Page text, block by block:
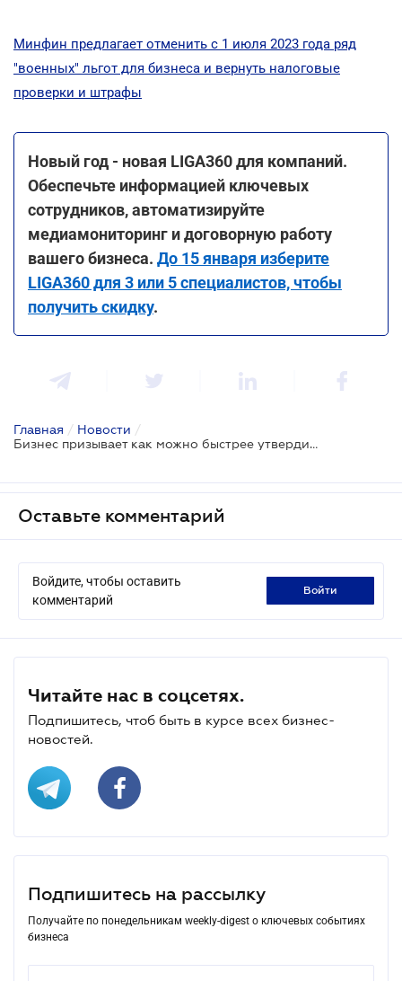
Минфин предлагает отменить с 1 июля 2023 года ряд
"военных" льгот для бизнеса и вернуть налоговые
проверки и штрафы
Новый год - новая LIGA360 для компаний.
Обеспечьте информацией ключевых
сотрудников, автоматизируйте
медиамониторинг и договорную работу
вашего бизнеса. До 15 января изберите
LIGA360 для 3 или 5 специалистов, чтобы
получить скидку.
Главная / Новости /
Бизнес призывает как можно быстрее утвердить План восстановления Украины
Оставьте комментарий
Войдите, чтобы оставить
комментарий
войти
Читайте нас в соцсетях.
Подпишитесь, чтоб быть в курсе всех бизнес-
новостей.
Подпишитесь на рассылку
Получайте по понедельникам weekly-digest о ключевых событиях
бизнеса